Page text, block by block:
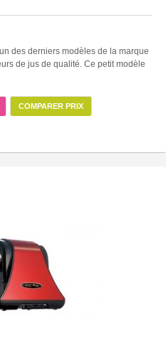
des derniers modèles de la marque
de jus de qualité. Ce petit modèle
COMPARER PRIX